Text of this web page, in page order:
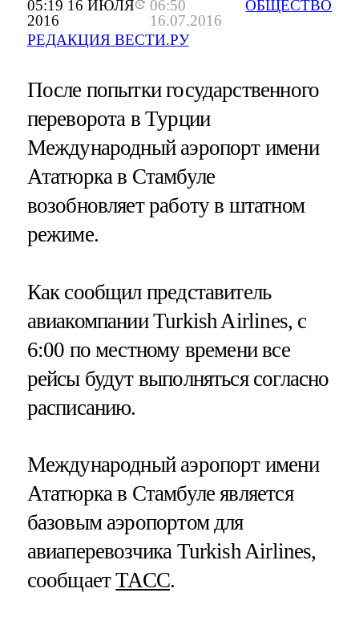
05:19 16 ИЮЛЯ
2016
06:50
16.07.2016
РЕДАКЦИЯ ВЕСТИ.РУ
ОБЩЕСТВО
После попытки государственного
переворота в Турции
Международный аэропорт имени
Ататюрка в Стамбуле
возобновляет работу в штатном
режиме.
Как сообщил представитель
авиакомпании Turkish Airlines, с
6:00 по местному времени все
рейсы будут выполняться согласно
расписанию.
Международный аэропорт имени
Ататюрка в Стамбуле является
базовым аэропортом для
авиаперевозчика Turkish Airlines,
сообщаетТАСС.